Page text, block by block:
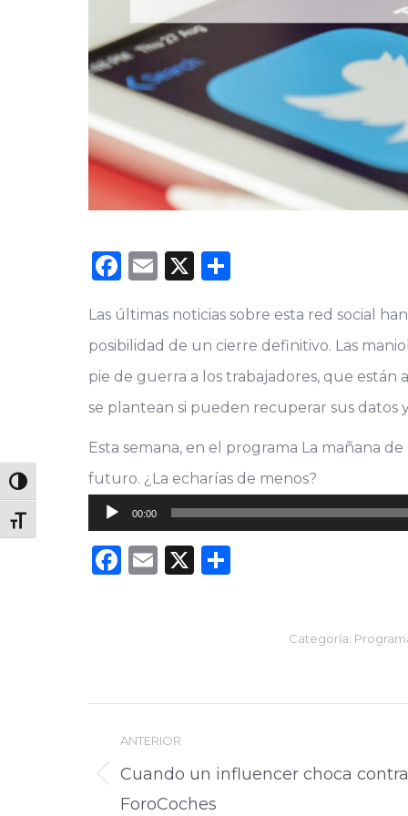
Alternar alto contraste
Alternar tamaño de letra
Facebook
Email
X
Las últimas noticias sobre esta red social
posibilidad de un cierre definitivo. Las
pie de guerra a los trabajadores, que están
se plantean si pueden recuperar sus datos
Esta semana, en el programa La mañana
futuro. ¿La echarías de menos?
Reproductor
audio
00:00
Facebook
Email
X
Categoría:
publicaciones
ANTERIOR
Cuando un influencer choca contra
ForoCoches